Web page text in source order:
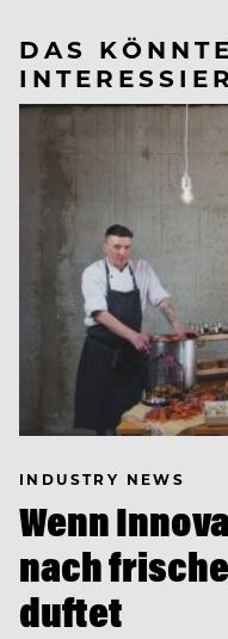
DAS
INDUSTRY NEWS
Wenn
nach
duftet